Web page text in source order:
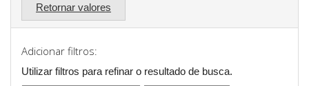
Retornar valores
Adicionar filtros:
Utilizar filtros para refinar o resultado de busca.